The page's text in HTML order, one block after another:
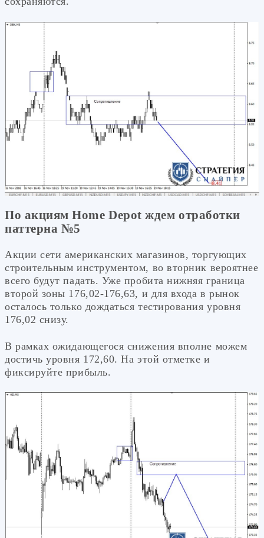
По акциям Home Depot ждем отработки
паттерна №5
Акции сети американских магазинов, торгующих
строительным инструментом, во вторник вероятнее
всего будут падать. Уже пробита нижняя граница
второй зоны 176,02-176,63, и для входа в рынок
осталось только дождаться тестирования уровня
176,02 снизу.
В рамках ожидающегося снижения вполне можем
достичь уровня 172,60. На этой отметке и
фиксируйте прибыль.